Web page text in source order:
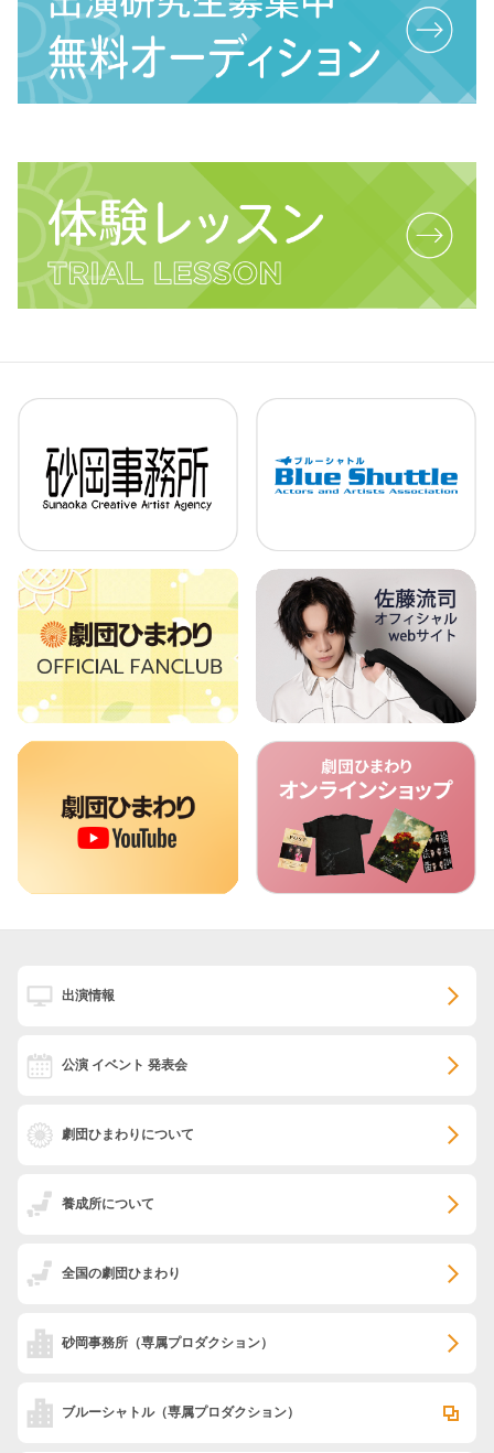
出演情報
公演 イベント 発表会
劇団ひまわりについて
養成所について
全国の劇団ひまわり
砂岡事務所 （専属プロダクション）
ブルーシャトル（専属プロダクション）